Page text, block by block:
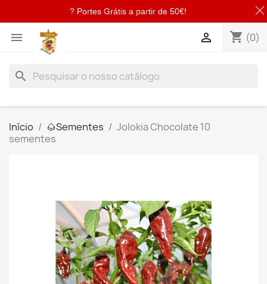
 shopping_cart (0)

search
Início 🌰​Sementes
Jolokia Chocolate 10
sementes
? Portes Grátis a partir de 50€!